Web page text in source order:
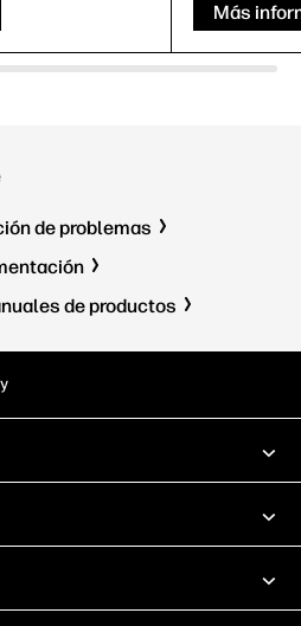
Más
de problemas
de productos